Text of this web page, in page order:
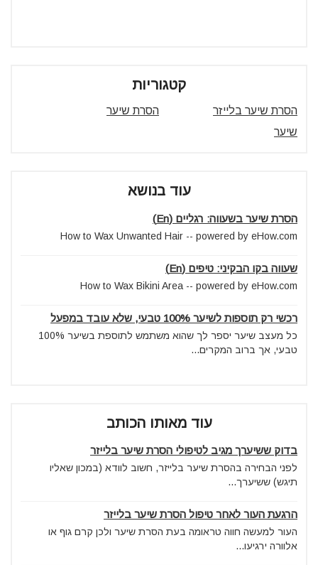
קטגוריות
הסרת שיער בלייזר
הסרת שיער
שיער
עוד בנושא
הסרת שיער בשעווה: רגליים (En)
How to Wax Unwanted Hair -- powered by eHow.com
שעווה בקו הבקיני: טיפים (En)
How to Wax Bikini Area -- powered by eHow.com
רכשי רק תוספות לשיער 100% טבעי, שלא עובד במפעל
כל מעצב שיער יספר לך שהוא משתמש לתוספת בשיער 100%
טבעי, אך ברוב המקרים...
עוד מאותו הכותב
בדוק ששיערך מגיב לטיפולי הסרת שיער בלייזר
לפני הבחירה בהסרת שיער בלייזר, חשוב לוודא (במכון שאליו
תיגש) ששיערך...
הרגעת העור לאחר טיפול הסרת שיער בלייזר
העור למעשה חווה טראומה בעת הסרת שיער ולכן קרם גוף או
אלוורה ירגיעו...